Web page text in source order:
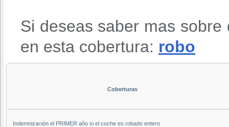
Si deseas saber mas
en esta cobertura: robo
Coberturas
Indemnización el PRIMER año si el coche es robado entero